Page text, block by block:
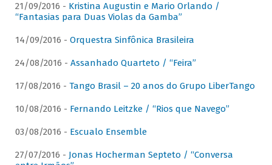
21/09/2016 - Kristina Augustin e Mario Orlando /
“Fantasias para Duas Violas da Gamba”
14/09/2016 - Orquestra Sinfônica Brasileira
24/08/2016 - Assanhado Quarteto / “Feira”
17/08/2016 - Tango Brasil – 20 anos do Grupo LiberTango
10/08/2016 - Fernando Leitzke / “Rios que Navego”
03/08/2016 - Escualo Ensemble
27/07/2016 - Jonas Hocherman Septeto / “Conversa